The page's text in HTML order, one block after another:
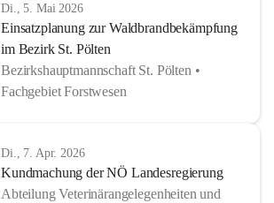
Di., 5. Mai 2026
Einsatzplanung zur Waldbrandbekämpfung
im Bezirk St. Pölten
Bezirkshauptmannschaft St. Pölten •
Fachgebiet Forstwesen
Di., 7. Apr. 2026
Kundmachung der NÖ Landesregierung
Abteilung Veterinärangelegenheiten und